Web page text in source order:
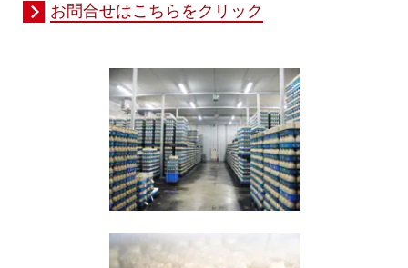
お問合せはこちらをクリック